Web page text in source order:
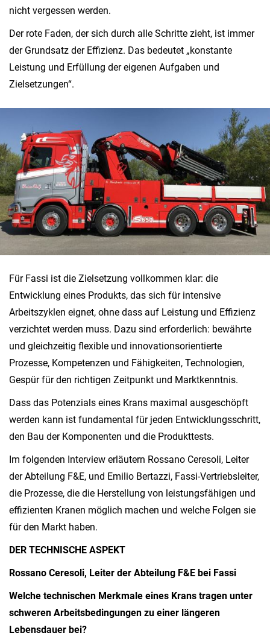
nicht vergessen werden.
Der rote Faden, der sich durch alle Schritte zieht, ist immer
der Grundsatz der Effizienz. Das bedeutet „konstante
Leistung und Erfüllung der eigenen Aufgaben und
Zielsetzungen“.
Für Fassi ist die Zielsetzung vollkommen klar: die
Entwicklung eines Produkts, das sich für intensive
Arbeitszyklen eignet, ohne dass auf Leistung und Effizienz
verzichtet werden muss. Dazu sind erforderlich: bewährte
und gleichzeitig flexible und innovationsorientierte
Prozesse, Kompetenzen und Fähigkeiten, Technologien,
Gespür für den richtigen Zeitpunkt und Marktkenntnis.
Dass das Potenzials eines Krans maximal ausgeschöpft
werden kann ist fundamental für jeden Entwicklungsschritt,
den Bau der Komponenten und die Produkttests.
Im folgenden Interview erläutern Rossano Ceresoli, Leiter
der Abteilung F&E, und Emilio Bertazzi, Fassi-Vertriebsleiter,
die Prozesse, die die Herstellung von leistungsfähigen und
effizienten Kranen möglich machen und welche Folgen sie
für den Markt haben.
DER TECHNISCHE ASPEKT
Rossano Ceresoli, Leiter der Abteilung F&E bei Fassi
Welche technischen Merkmale eines Krans tragen unter
schweren Arbeitsbedingungen zu einer längeren
Lebensdauer bei?